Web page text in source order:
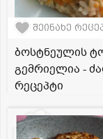
შეინახე
ბოსტნეულის
გემრიელია -
რეცეპტი